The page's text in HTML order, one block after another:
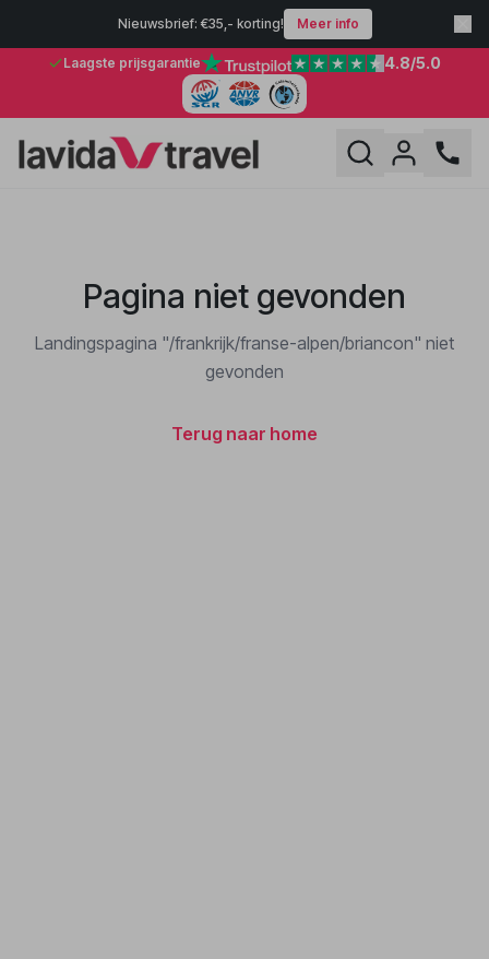
Nieuwsbrief: €35,- korting! Meer info
Laagste prijsgarantie 4.8/5.0
Pagina niet gevonden
Landingspagina "/frankrijk/franse-alpen/briancon" niet
gevonden
Terug naar home